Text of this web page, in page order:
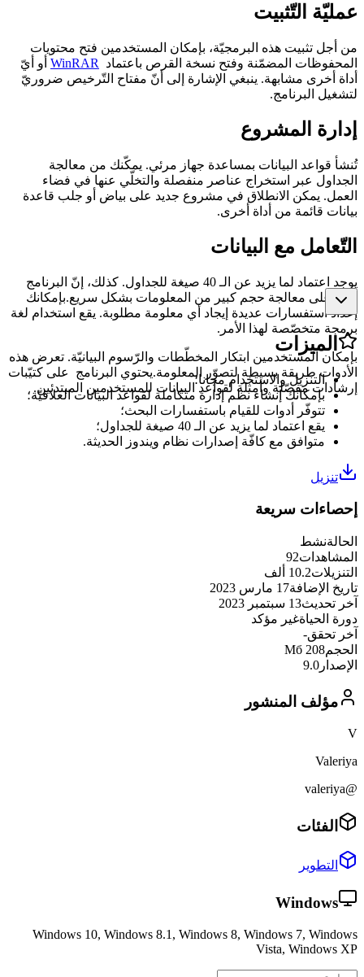
عمليّة التّثبيت
من أجل تثبيت هذه البرمجيّة، بإمكان المستخدمين فتح محتويات
المحفوظات المضمّنة وفتح نسخة القرص باعتماد
WinRAR أو أيّ
أداة أخرى مشابهة. ينبغي الإشارة إلى أنّ مفتاح التّرخيص ضروريّ
لتشغيل البرنامج.
إدارة المشروع
تُنشأ قواعد البيانات بمساعدة جهاز مرئي. يمكّنك من معالجة
الجداول عبر استخراج عناصر منفصلة والتخلّي عنها في فضاء
العمل. يمكن الانطلاق في مشروع جديد على بياض أو جلب قاعدة
بيانات قائمة من أداة أخرى.
التّعامل مع البيانات
يوجد اعتماد لما يزيد عن الـ 40 صيغة للجداول. كذلك، إنّ البرنامج
قادر على معالجة حجم كبير من المعلومات بشكل سريع.بإمكانك
إعداد استفسارات عديدة إيجاد أي معلومة مطلوبة. يقع استخدام لغة
برمجة متخصّصة لهذا الأمر.
بإمكان المستخدمين ابتكار المخطّطات والرّسوم البيانيّة. تعرض هذه
الأدوات طريقة بسيطة لتصوّر المعلومة.يحتوي البرنامج على كتيّبات
إرشادات مفصّلة وأمثلة لقواعد البيانات للمستخدمين المبتدئين.
الميزات
التنزيل والاستخدام مجانا؛
بإمكانك إنشاء نظم إدارة متكاملة لقواعد البيانات العلاقيّة؛
تتوفّر أدوات للقيام باستفسارات البحث؛
يقع اعتماد لما يزيد عن الـ 40 صيغة للجداول؛
متوافق مع كافّة إصدارات نظام ويندوز الحديثة.
تنزيل
إحصاءات سريعة
الحالةنشط
المشاهدات92
التنزيلات10.2 ألف
تاريخ الإضافة17 مارس 2023
آخر تحديث13 سبتمبر 2023
دورة الحياةغير مؤكد
آخر تحقق-
الحجم208 Мб
الإصدار 9.0
مؤلف المنشور
V
Valeriya
@valeriya
الفئات
التطوير
Windows
Windows 10, Windows 8.1, Windows 8, Windows 7, Windows
Vista, Windows XP